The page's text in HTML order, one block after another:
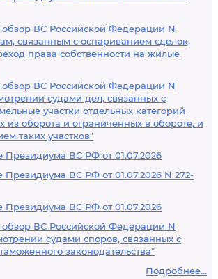
обзор ВС Российской Федерации N
связанным с оспариванием сделок,
права собственности на жилые
обзор ВС Российской Федерации N
судами дел, связанных с
участки отдельных категорий
из оборота и ограниченных в обороте, и
таких участков"
Президиума ВС РФ от 01.07.2026
Президиума ВС РФ от 01.07.2026 N 272-
Президиума ВС РФ от 01.07.2026
обзор ВС Российской Федерации N
судами споров, связанных с
законодательства"
Подробнее...